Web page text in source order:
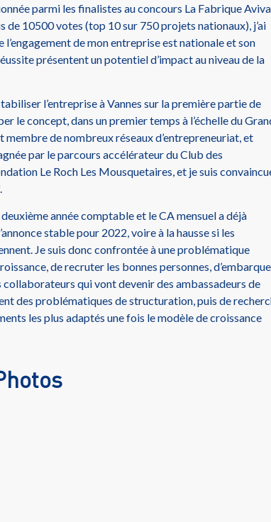
parmi les finalistes au concours La Fabrique Aviva
de 10500 votes (top 10 sur 750 projets nationaux), j’ai
l’engagement de mon entreprise est nationale et son
présentent un potentiel d’impact au niveau de la
l’entreprise à Vannes sur la première partie de
le concept, dans un premier temps à l’échelle du
membre de nombreux réseaux d’entrepreneuriat, et
par le parcours accélérateur du Club des
Le Roch Les Mousquetaires, et je suis
deuxième année comptable et le CA mensuel a déjà
stable pour 2022, voire à la hausse si les
Je suis donc confrontée à une problématique
de recruter les bonnes personnes,
qui vont devenir des ambassadeurs de
des problématiques de structuration, puis de
les plus adaptés une fois le modèle de croissance